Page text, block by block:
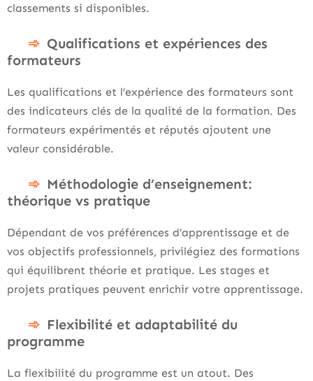
classements si disponibles.
Qualifications et expériences des
formateurs
Les qualifications et l’expérience des formateurs sont
des indicateurs clés de la qualité de la formation. Des
formateurs expérimentés et réputés ajoutent une
valeur considérable.
Méthodologie d’enseignement:
théorique vs pratique
Dépendant de vos préférences d’apprentissage et de
vos objectifs professionnels, privilégiez des formations
qui équilibrent théorie et pratique. Les stages et
projets pratiques peuvent enrichir votre apprentissage.
Flexibilité et adaptabilité du
programme
La flexibilité du programme est un atout. Des